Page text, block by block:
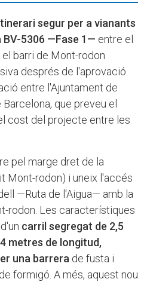
segur per a vianants
5306 —Fase 1— entre el
barri de Mont-rodon
després de l'aprovació
entre l'Ajuntament de
que preveu el
cost del projecte entre les
pel marge dret de la
Mont-rodon) i uneix l'accés
—Ruta de l'Aigua— amb la
rodon. Les característiques
carril segregat de 2,5
metres de longitud,
una barrera de fusta i
formigó. A més, aquest nou